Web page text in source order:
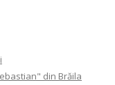
din Brăila